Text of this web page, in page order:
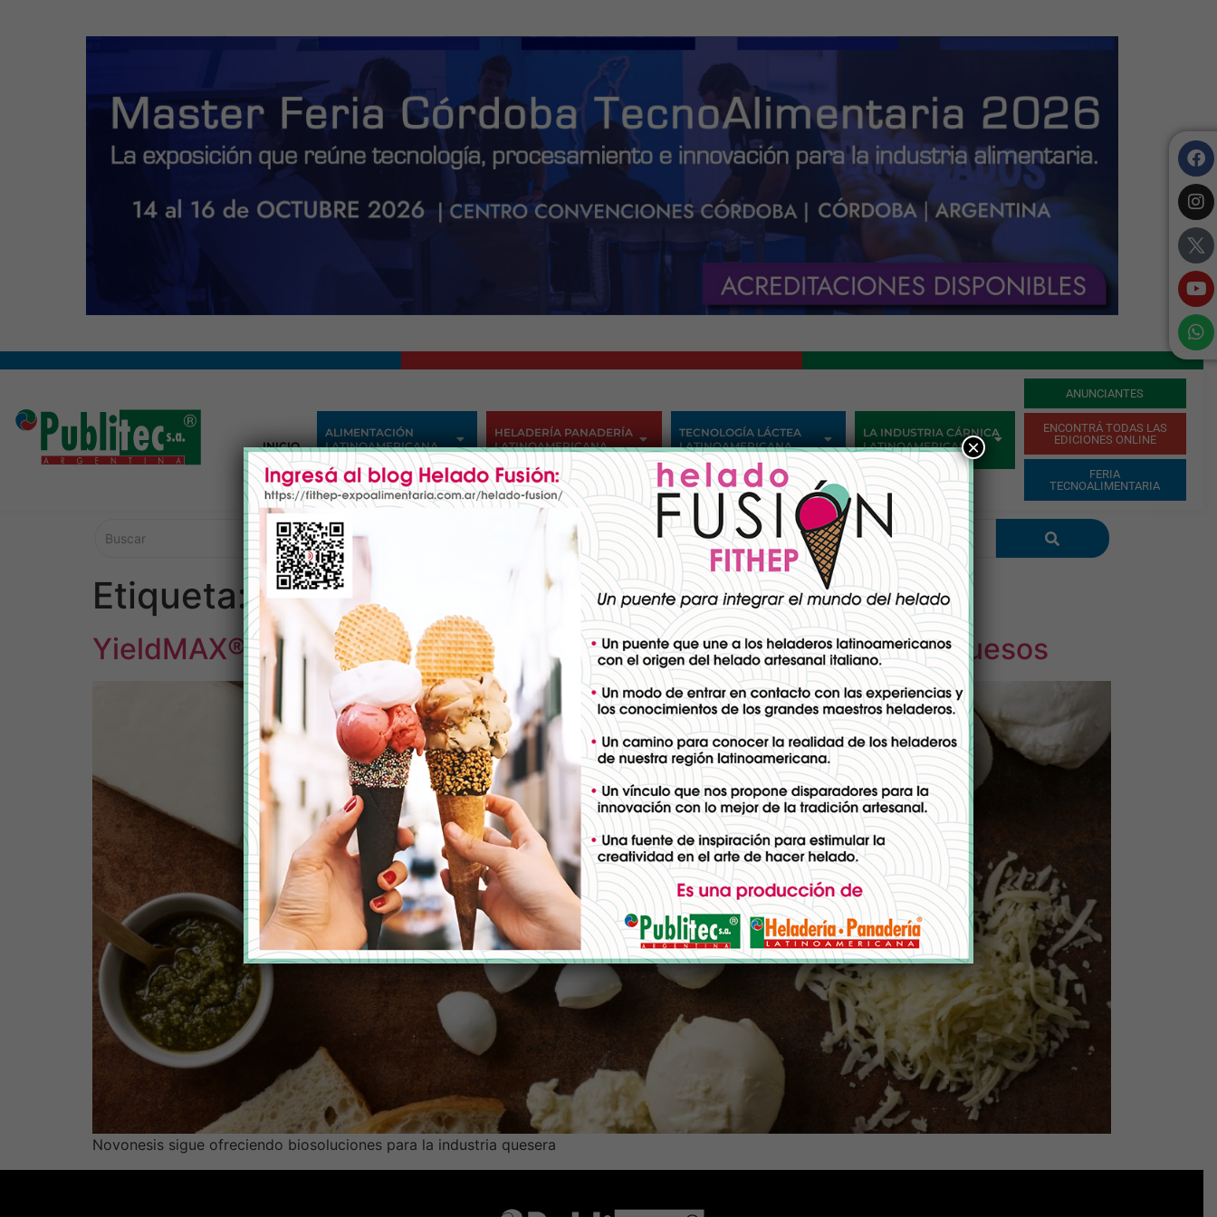
INICIO
ALIMENTACIÓN
LATINOAMERICANA
HELADERÍA PANADERÍA
LATINOAMERICANA
TECNOLOGÍA LÁCTEA
LATINOAMERICANA
LA INDUSTRIA CÁRNICA
LATINOAMERICANA
ANUNCIANTES
ENCONTRÁ TODAS LAS
EDICIONES ONLINE
FERIA
TECNOALIMENTARIA
Etiqueta:quesera
YieldMAX®: para potenciar la rentabilidad en la producción de quesos
Novonesis sigue ofreciendo biosoluciones para la industria quesera
×